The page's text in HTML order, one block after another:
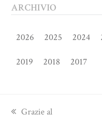
ARCHIVIO
2026 2025 2024
2019 2018 2017
previous
Grazie al